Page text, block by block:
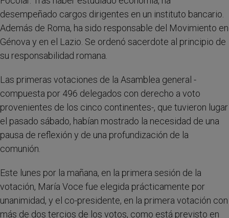
desempeñado cargos dirigentes en un instituto bancario.
Además de Roma, ha sido responsable del Movimiento en
Génova y en el Lazio. Se ordenó sacerdote al principio de
su responsabilidad romana.
Las primeras votaciones de la Asamblea general -
compuesta por 496 delegados con derecho a voto
provenientes de los cinco continentes-, que tuvieron lugar
el pasado sábado, habían mostrado la necesidad de una
pausa de reflexión y de una profundización de la
comunión.
Este lunes por la mañana, en la primera sesión de la
votación, María Voce fue elegida prácticamente por
unanimidad, y el co-presidente, en la primera votación con
más de dos tercios de los votos, como está previsto en